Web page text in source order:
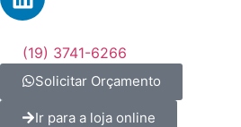
(19) 3741-6266
Solicitar Orçamento
Ir para a loja online